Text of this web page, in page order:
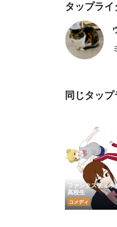
タップライ
同じタッ
ファンタスティッ
高校生
コメディ